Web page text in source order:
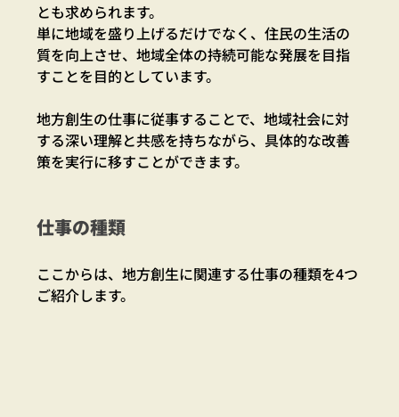
とも求められます。
単に地域を盛り上げるだけでなく、住民の生活の
質を向上させ、地域全体の持続可能な発展を目指
すことを目的としています。
地方創生の仕事に従事することで、地域社会に対
する深い理解と共感を持ちながら、具体的な改善
策を実行に移すことができます。
仕事の種類
ここからは、地方創生に関連する仕事の種類を4つ
ご紹介します。